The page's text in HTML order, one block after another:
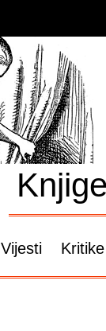
Knjige
Vijesti Kritike